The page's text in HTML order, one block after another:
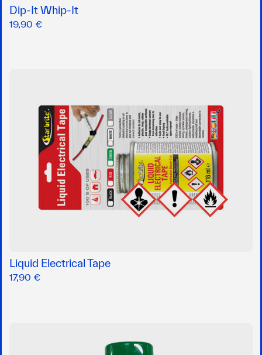
Dip-It Whip-It
19,90 €
Liquid Electrical Tape
17,90 €